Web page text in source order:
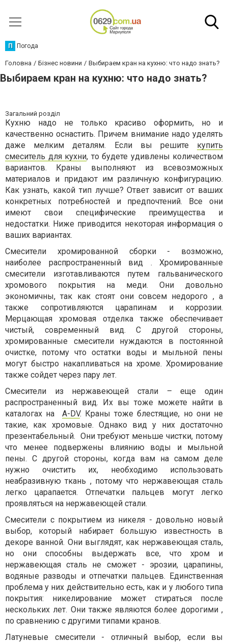
П Погода
Головна Бізнес новини Выбираем кран на кухню: что надо знать?
Выбираем кран на кухню: что надо знать?
Загальний розділ
Кухню надо не только красиво оформить, но и
качественно оснастить. Причем внимание надо уделять
даже мелким деталям. Если вы решите купить
смеситель для кухни, то будете удивлены количеством
вариантов. Краны выполняют из всевозможных
материалов и придают им различную конфигурацию.
Как узнать, какой тип лучше? Ответ зависит от ваших
конкретных потребностей и предпочтений. Все они
имеют свои специфические преимущества и
недостатки. Ниже приводится некоторая информация о
ваших вариантах.
Смесители хромированной сборки - возможно,
наиболее распространенный вид . Хромированные
смесители изготавливаются путем гальванического
хромового покрытия на меди. Они довольно
экономичны, так как стоят они совсем недорого , а
также сопротивляются царапинам и коррозии.
Мерцающая хромовая отделка также обеспечивает
чистый, современный вид. С другой стороны,
хромированные смесители нуждаются в постоянной
очистке, потому что остатки воды и мыльной пены
могут быстро накапливаться на хроме. Хромирование
также сойдет через пару лет.
Смесители из нержавеющей стали – еще один
распространенный вид. Их вы тоже можете найти в
каталогах на A-DV. Краны тоже блестящие, но они не
такие, как хромовые. Однако вид у них достаточно
презентабельный. Они требуют меньше чистки, потому
что менее подвержены влиянию воды и мыльной
пены. С другой стороны, когда вам на самом деле
нужно очистить их, необходимо использовать
неабразивную ткань , потому что нержавеющая сталь
легко царапается. Отпечатки пальцев могут легко
проявляться на нержавеющей стали.
Смесители с покрытием из никеля - довольно новый
выбор, который набирает большую известность в
декоре ванной. Они выглядят, как нержавеющая сталь,
но они способны выдержать все, что хром и
нержавеющая сталь не сможет - эрозии, царапины,
водяные разводы и отпечатки пальцев. Единственная
проблема у них действительно есть, как и у любого типа
покрытия: никелирование может стираться после
нескольких лет. Они также являются более дорогими ,
по сравнению с другими типами кранов.
Латуневые смесители - отличный выбор, если вы